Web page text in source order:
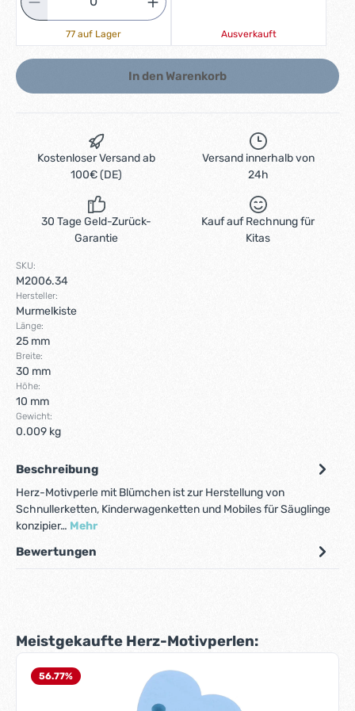
77 auf Lager Ausverkauft
In den Warenkorb
Kostenloser Versand ab
100€ (DE)
Versand innerhalb von
24h
30 Tage Geld-Zurück-
Garantie
Kauf auf Rechnung für
Kitas
SKU:
M2006.34
Hersteller:
Murmelkiste
Länge:
25 mm
Breite:
30 mm
Höhe:
10 mm
Gewicht:
0.009 kg
Beschreibung
Herz-Motivperle mit Blümchen ist zur Herstellung von
Schnullerketten, Kinderwagenketten und Mobiles für Säuglinge
konzipier… Mehr
Bewertungen
Produktgalerie überspringen
Meistgekaufte Herz-Motivperlen:
56.77%